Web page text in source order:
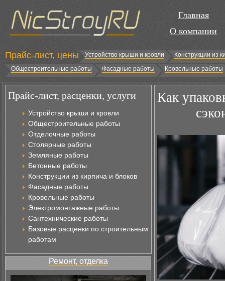
Главная
О компании
Прайс-лист, цены Устройство крыши и кровли
Конструкции из
Общестроительные работы
Фасадные работы Кровельные работы
Прайс-лист, расценки, услуги
Устройство крыши и кровли
Общестроительные работы
Отделочные работы
Столярные работы
Земляные работы
Бетонные работы
Конструкции из кирпича и блоков
Фасадные работы
Кровельные работы
Электромонтажные работы
Сантехнические работы
Базовые расценки по строительным
работам
Ремонт, отделка
Как